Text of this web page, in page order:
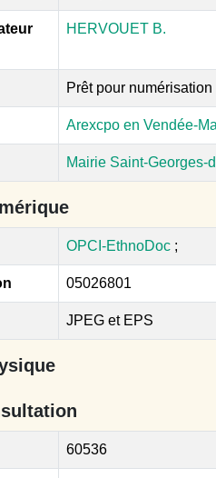
HERVOUET B.
Prêt pour numérisation
Arexcpo en Vendée-
Mairie Saint-Georges-
OPCI-EthnoDoc ;
05026801
JPEG et EPS
60536